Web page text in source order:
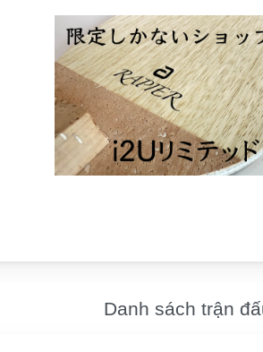
Danh sách trận